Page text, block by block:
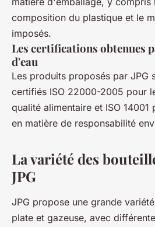
composition du plastique et le
imposés.
Les certifications obtenues
d'eau
Les produits proposés par JPG
certifiés ISO 22000-2005 pour
qualité alimentaire et ISO
en matière de responsabilité
La variété des
JPG
JPG propose une grande
plate et gazeuse, avec